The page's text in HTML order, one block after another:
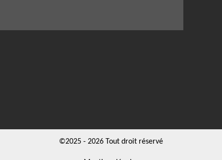
©2025 - 2026 Tout droit réservé